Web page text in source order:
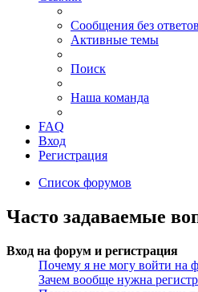
Сообщения без ответов
Активные темы
Поиск
Наша команда
FAQ
Вход
Регистрация
Список форумов
Часто задаваемые
Вход на форум и регистрация
Почему я не могу войти на
Зачем вообще нужна